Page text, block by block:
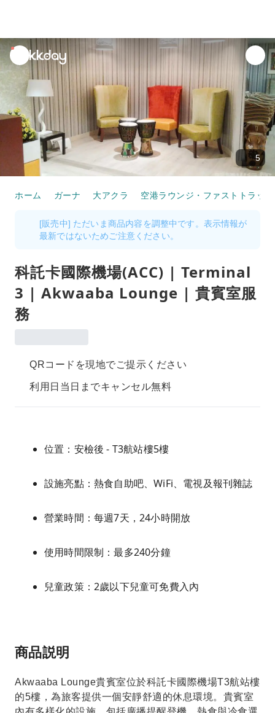
unread
notifications
5
ホーム ガーナ 大アクラ 空港ラウンジ・ファストトラック
[販売中] ただいま商品内容を調整中です。表示情報が
最新ではないためご注意ください。
科託卡國際機場(ACC) | Terminal
3 | Akwaaba Lounge | 貴賓室服
務
QRコードを現地でご提示ください
利用日当日までキャンセル無料
位置：安檢後 - T3航站樓5樓
設施亮點：熱食自助吧、WiFi、電視及報刊雜誌
營業時間：每週7天，24小時開放
使用時間限制：最多240分鐘
兒童政策：2歲以下兒童可免費入內
商品説明
Akwaaba Lounge貴賓室位於科託卡國際機場T3航站樓
的5樓，為旅客提供一個安靜舒適的休息環境。貴賓室